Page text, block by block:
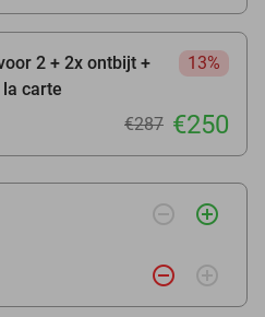
2 + 2x ontbijt +
carte
13%
€287 €250
remove_circle_outline add_circle_outline
remove_circle_outline add_circle_outline